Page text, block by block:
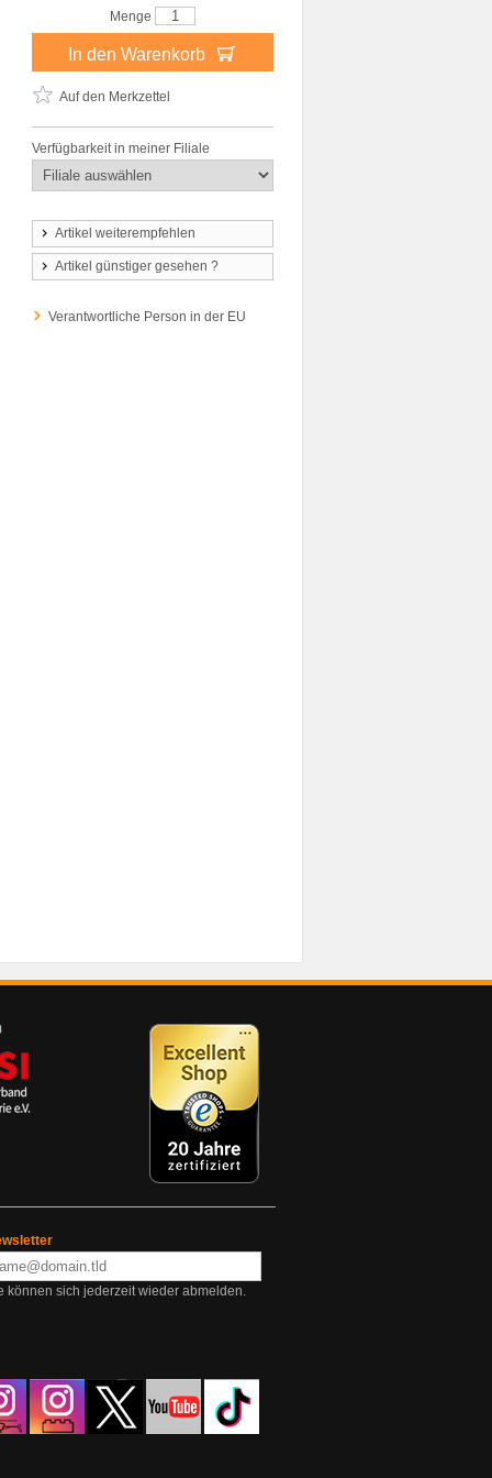
Menge
In den Warenkorb
Auf den Merkzettel
Verfügbarkeit in meiner Filiale
Artikel weiterempfehlen
Artikel günstiger gesehen ?
Verantwortliche Person in der EU
können sich jederzeit wieder abmelden.